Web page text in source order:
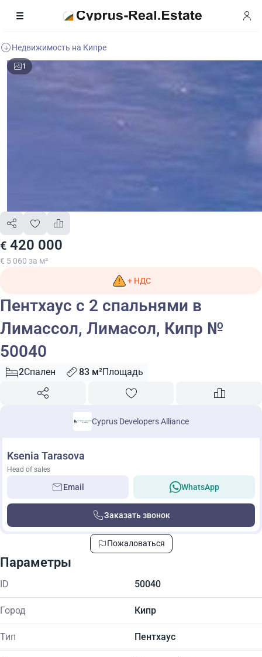
Недвижимость на Кипре
1
€ 420 000
€ 5 060 за м²
+ НДС
Пентхаус с 2 спальнями в
Лимассол, Лимасол, Кипр №
50040
2Спален 83 м²Площадь
Cyprus Developers Alliance
Ksenia Tarasova
Head of sales
Email WhatsApp
Заказать звонок
Пожаловаться
Параметры
ID 50040
Город Кипр
Тип Пентхаус